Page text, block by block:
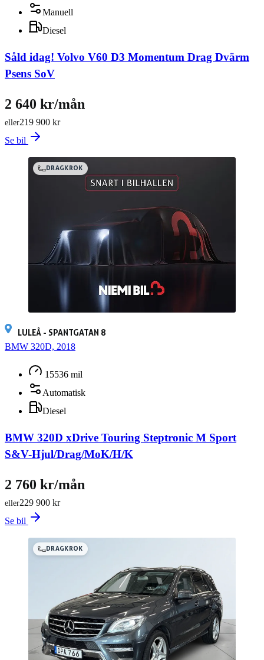
Manuell
Diesel
Såld idag! Volvo V60 D3 Momentum Drag Dvärm
Psens SoV
219 900 kr
eller
2 640 kr/mån
Se bil
DRAGKROK
LULEÅ - SPANTGATAN 8
BMW 320D, 2018
15536 mil
Automatisk
Diesel
BMW 320D xDrive Touring Steptronic M Sport
S&V-Hjul/Drag/MoK/H/K
229 900 kr
eller
2 760 kr/mån
Se bil
DRAGKROK